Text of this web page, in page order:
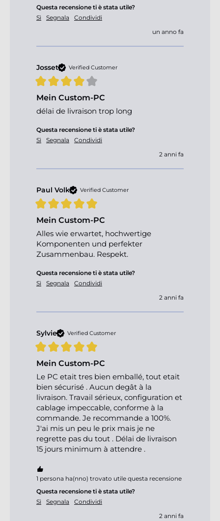
Questa recensione ti è stata utile?
Sì
Segnala
Condividi
un anno fa
Verified Customer
Josset
Mein Custom-PC
délai de livraison trop long
Questa recensione ti è stata utile?
Sì
Segnala
Condividi
2 anni fa
Verified Customer
Paul Volk
Mein Custom-PC
Alles wie erwartet, hochwertige
Komponenten und perfekter
Zusammenbau. Respekt.
Questa recensione ti è stata utile?
Sì
Segnala
Condividi
2 anni fa
Verified Customer
Sylvie
Mein Custom-PC
Le PC etait tres bien emballé, tout etait
bien sécurisé . Aucun degât à la
livraison. Travail sérieux, configuration et
cablage impeccable, conforme à la
commande. Je recommande a 100%.
J'ai mis un peu le prix mais je ne
regrette pas du tout . Délai de livraison
15 jours minimum à attendre .
1 persona ha(nno) trovato utile questa recensione
Questa recensione ti è stata utile?
Sì
Segnala
Condividi
2 anni fa